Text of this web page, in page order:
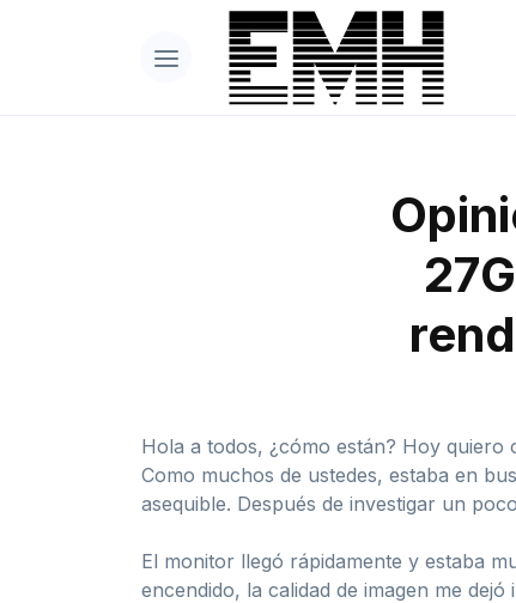
Hola a todos, ¿cómo están? Hoy
Como muchos de ustedes, estaba en
asequible. Después de investigar un
El monitor llegó rápidamente y estaba
encendido, la calidad de imagen me